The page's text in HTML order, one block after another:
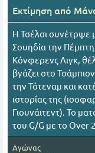
Εκτίμηση από
Η Τσέλσι συνέτρψε
Σουηδία την Πέμπτη
Κόνφερενς Λιγκ,
βγάζει στο
την Τότεναμ και
ιστορίας της
Γιουνάιτεντ). Το
του G/G με το Over
Αγώνας